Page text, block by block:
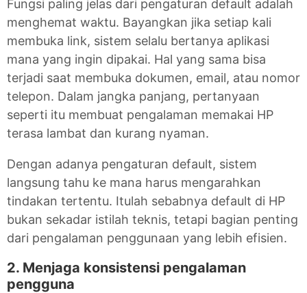
Fungsi paling jelas dari pengaturan default adalah
menghemat waktu. Bayangkan jika setiap kali
membuka link, sistem selalu bertanya aplikasi
mana yang ingin dipakai. Hal yang sama bisa
terjadi saat membuka dokumen, email, atau nomor
telepon. Dalam jangka panjang, pertanyaan
seperti itu membuat pengalaman memakai HP
terasa lambat dan kurang nyaman.
Dengan adanya pengaturan default, sistem
langsung tahu ke mana harus mengarahkan
tindakan tertentu. Itulah sebabnya default di HP
bukan sekadar istilah teknis, tetapi bagian penting
dari pengalaman penggunaan yang lebih efisien.
2. Menjaga konsistensi pengalaman
pengguna